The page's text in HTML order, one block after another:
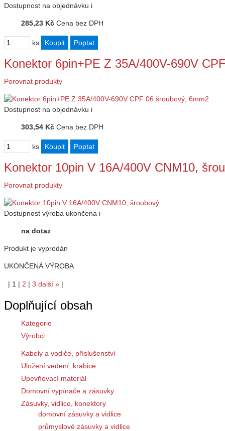
Dostupnost na objednávku i
285,23 Kč Cena bez DPH
ks
Konektor 6pin+PE Z 35A/400V-690V
Porovnat produkty
Dostupnost na objednávku i
303,54 Kč Cena bez DPH
ks
Konektor 10pin V 16A/400V CNM10,
Porovnat produkty
Dostupnost výroba ukončena i
na dotaz
Produkt je vyprodán
UKONČENÁ VÝROBA
| 1 | 2 | 3 další » |
Doplňující obsah
Kategorie
Výrobci
Kabely a vodiče, příslušenství
Uložení vedení, krabice
Upevňovací materiál
Domovní vypínače a zásuvky
Zásuvky, vidlice, konektory
domovní zásuvky a vidlice
průmyslové zásuvky a vidlice